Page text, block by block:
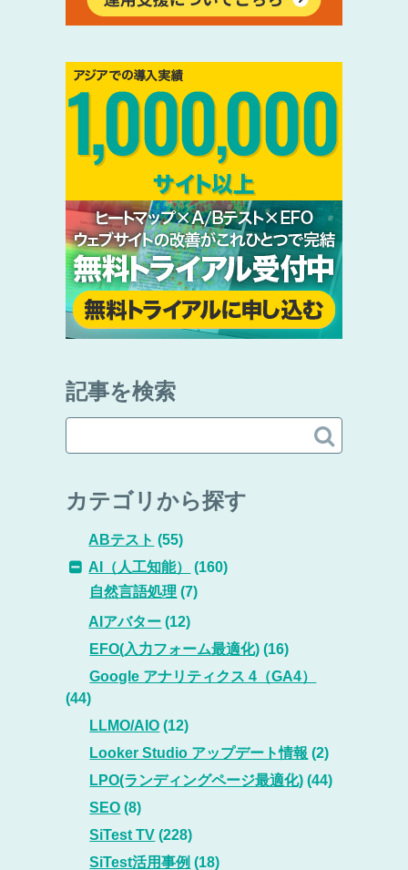
記事を検索

カテゴリから探す
ABテスト (55)
AI（人工知能）
(160)
自然言語処理 (7)
AIアバター (12)
EFO(入力フォーム最適化) (16)
Google アナリティクス 4（GA4）
(44)
LLMO/AIO (12)
Looker Studio アップデート情報 (2)
LPO(ランディングページ最適化) (44)
SEO (8)
SiTest TV (228)
SiTest活用事例 (18)